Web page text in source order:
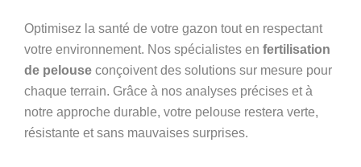
Optimisez la santé de votre gazon tout en respectant
votre environnement. Nos spécialistes en fertilisation
de pelouse conçoivent des solutions sur mesure pour
chaque terrain. Grâce à nos analyses précises et à
notre approche durable, votre pelouse restera verte,
résistante et sans mauvaises surprises.